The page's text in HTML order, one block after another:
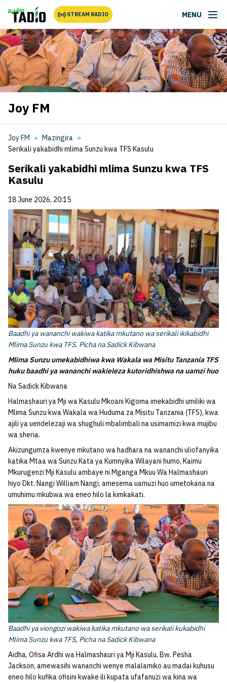
STREAM RADIO MENU
Joy FM
Joy FM
Mazingira
Serikali yakabidhi mlima Sunzu kwa TFS Kasulu
Serikali yakabidhi mlima Sunzu kwa TFS
Kasulu
18 June 2026, 20:15
Baadhi ya wananchi wakiwa katika mkutano wa serikali ikikabidhi
Mlima Sunzu kwa TFS. Picha na Sadick Kibwana
Mlima Sunzu umekabidhiwa kwa Wakala wa Misitu Tanzania TFS
huku baadhi ya wananchi wakieleza kutoridhishwa na uamzi huo
Na Sadick Kibwana
Halmashauri ya Mji wa Kasulu Mkoani Kigoma imekabidhi umiliki wa
Mlima Sunzu kwa Wakala wa Huduma za Misitu Tanzania (TFS), kwa
ajili ya uendelezaji wa shughuli mbalimbali na usimamizi kwa mujibu
wa sheria.
Akizungumza kwenye mkutano wa hadhara na wananchi uliofanyika
katika Mtaa wa Sunzu Kata ya Kumnyika Wilayani humo, Kaimu
Mkurugenzi Mji Kasulu ambaye ni Mganga Mkuu Wa Halmashauri
hiyo Dkt. Nangi William Nangi, amesema uamuzi huo umetokana na
umuhimu mkubwa wa eneo hilo la kimkakati.
Baadhi ya viongozi wakiwa katika mkutano wa serikali kukabidhi
Mlima Sunzu kwa TFS, Picha na Sadick Kibwana
Aidha, Ofisa Ardhi wa Halmashauri ya Mji Kasulu, Bw. Pesha
Jackson, amewasihi wananchi wenye malalamiko au madai kuhusu
eneo hilo kufika ofisini kwake ili kupata ufafanuzi wa kina wa